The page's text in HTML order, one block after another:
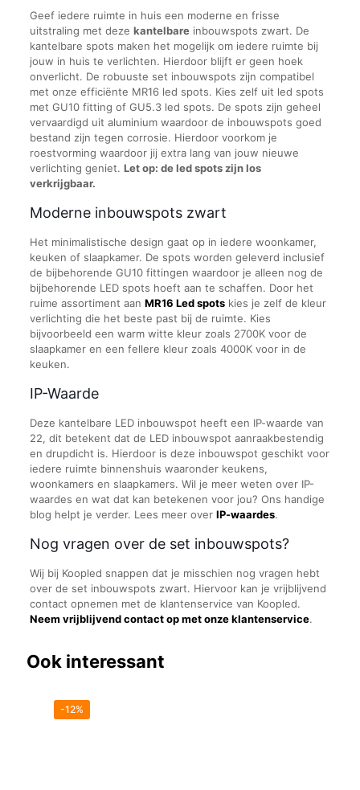
Geef iedere ruimte in huis een moderne en frisse
uitstraling met deze kantelbareinbouwspots zwart. De
kantelbare spots maken het mogelijk om iedere ruimte bij
jouw in huis te verlichten. Hierdoor blijft er geen hoek
onverlicht. De robuuste set inbouwspots zijn compatibel
met onze efficiënte MR16 led spots. Kies zelf uit led spots
met GU10 fitting of GU5.3 led spots. De spots zijn geheel
vervaardigd uit aluminium waardoor de inbouwspots goed
bestand zijn tegen corrosie. Hierdoor voorkom je
roestvorming waardoor jij extra lang van jouw nieuwe
verlichting geniet. Let op: de led spots zijn los
verkrijgbaar.
Moderne inbouwspots zwart
Het minimalistische design gaat op in iedere woonkamer,
keuken of slaapkamer. De spots worden geleverd inclusief
de bijbehorende GU10 fittingen waardoor je alleen nog de
bijbehorende LED spots hoeft aan te schaffen. Door het
ruime assortiment aan MR16 Led spotskies je zelf de kleur
verlichting die het beste past bij de ruimte. Kies
bijvoorbeeld een warm witte kleur zoals 2700K voor de
slaapkamer en een fellere kleur zoals 4000K voor in de
keuken.
IP-Waarde
Deze kantelbare LED inbouwspot heeft een IP-waarde van
22, dit betekent dat de LED inbouwspot aanraakbestendig
en drupdicht is. Hierdoor is deze inbouwspot geschikt voor
iedere ruimte binnenshuis waaronder keukens,
woonkamers en slaapkamers. Wil je meer weten over IP-
waardes en wat dat kan betekenen voor jou? Ons handige
blog helpt je verder. Lees meer over IP-waardes.
Nog vragen over de set inbouwspots?
Wij bij Koopled snappen dat je misschien nog vragen hebt
over de set inbouwspots zwart. Hiervoor kan je vrijblijvend
contact opnemen met de klantenservice van Koopled.
Neem vrijblijvend contact op met onze klantenservice.
Ook interessant
-12%